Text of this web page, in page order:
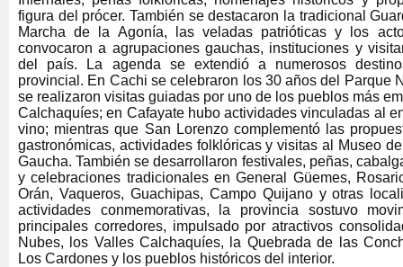
figura del prócer. También se destacaron la tradicional
Marcha de la Agonía, las veladas patrióticas y los
convocaron a agrupaciones gauchas, instituciones y
del país. La agenda se extendió a numerosos
provincial. En Cachi se celebraron los 30 años del Parque
se realizaron visitas guiadas por uno de los pueblos más
Calchaquíes; en Cafayate hubo actividades vinculadas al
vino; mientras que San Lorenzo complementó las
gastronómicas, actividades folklóricas y visitas al Museo
Gaucha. También se desarrollaron festivales, peñas,
y celebraciones tradicionales en General Güemes,
Orán, Vaqueros, Guachipas, Campo Quijano y otras
actividades conmemorativas, la provincia sostuvo
principales corredores, impulsado por atractivos
Nubes, los Valles Calchaquíes, la Quebrada de las
Los Cardones y los pueblos históricos del interior.